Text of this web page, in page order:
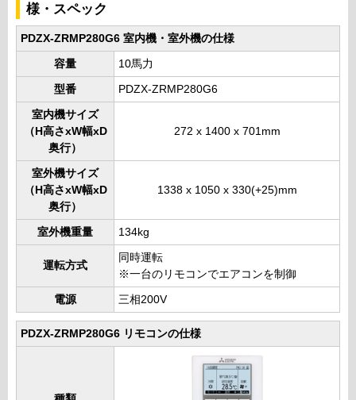
様・スペック
PDZX-ZRMP280G6 室内機・室外機の仕様
容量 10馬力
型番 PDZX-ZRMP280G6
室内機サイズ
（H高さxW幅xD
奥行）
272 x 1400 x 701mm
室外機サイズ
（H高さxW幅xD
奥行）
1338 x 1050 x 330(+25)mm
室外機重量 134kg
運転方式
同時運転
※一台のリモコンでエアコンを制御
電源 三相200V
PDZX-ZRMP280G6 リモコンの仕様